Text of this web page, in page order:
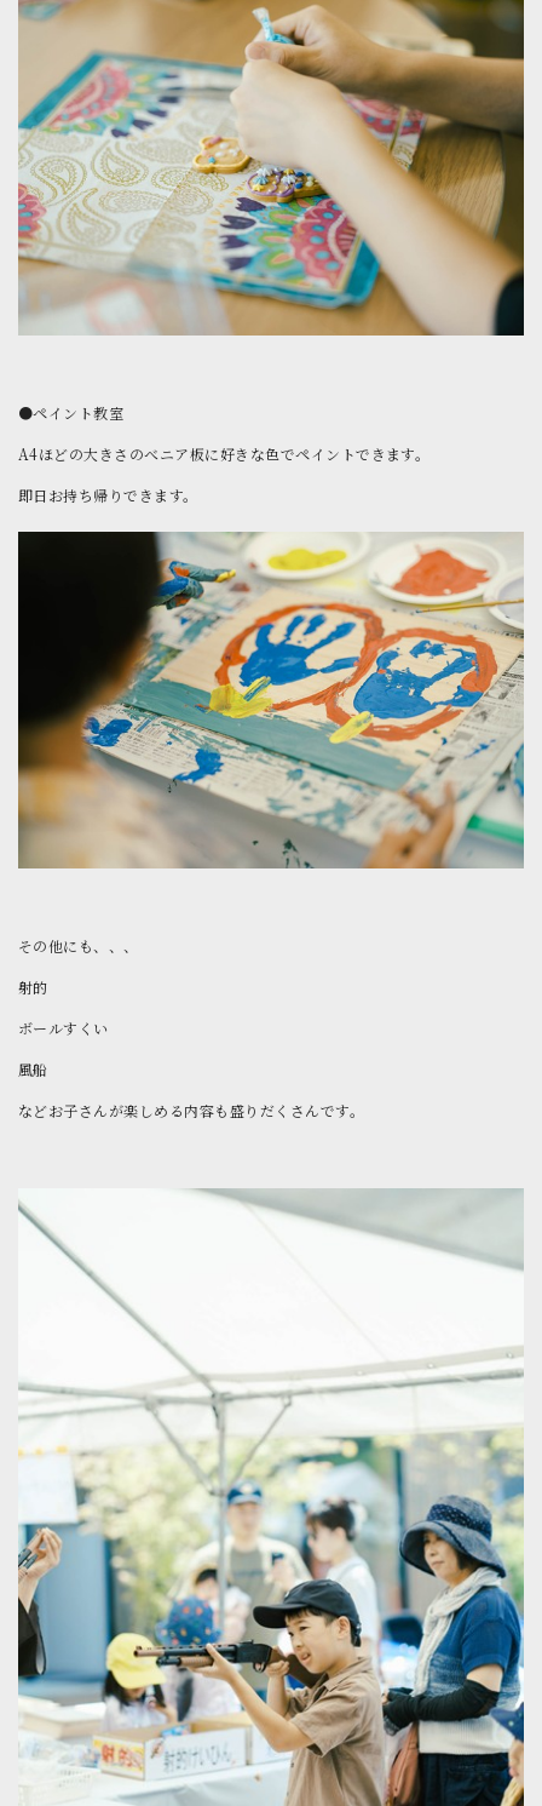
●ペイント教室
A4ほどの大きさのべニア板に好きな色でペイントできます。
即日お持ち帰りできます。
その他にも、、、
射的
ボールすくい
風船
などお子さんが楽しめる内容も盛りだくさんです。